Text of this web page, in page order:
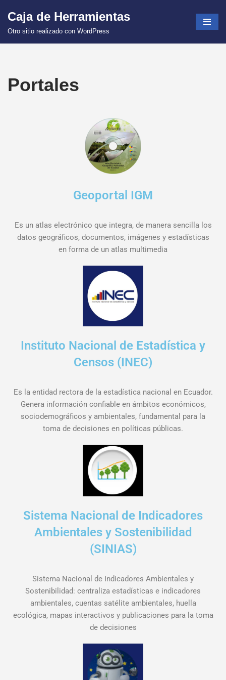
Saltar
Caja de Herramientas
Otro sitio realizado con WordPress
Portales
Geoportal IGM
Es un atlas electrónico que integra, de manera sencilla los
datos geográficos, documentos, imágenes y estadísticas
en forma de un atlas multimedia
Instituto Nacional de Estadística y
Censos (INEC)
Es la entidad rectora de la estadística nacional en Ecuador.
Genera información confiable en ámbitos económicos,
sociodemográficos y ambientales, fundamental para la
toma de decisiones en políticas públicas.
Sistema Nacional de Indicadores
Ambientales y Sostenibilidad
(SINIAS)
Sistema Nacional de Indicadores Ambientales y
Sostenibilidad: centraliza estadísticas e indicadores
ambientales, cuentas satélite ambientales, huella
ecológica, mapas interactivos y publicaciones para la toma
de decisiones